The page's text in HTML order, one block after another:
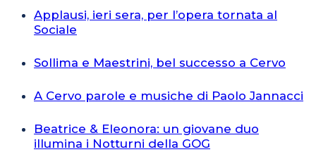
Applausi, ieri sera, per l’opera tornata al
Sociale
Sollima e Maestrini, bel successo a Cervo
A Cervo parole e musiche di Paolo Jannacci
Beatrice & Eleonora: un giovane duo
illumina i Notturni della GOG